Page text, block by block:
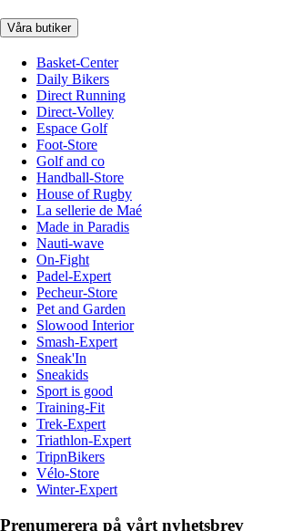
Våra butiker
Basket-Center
Daily Bikers
Direct Running
Direct-Volley
Espace Golf
Foot-Store
Golf and co
Handball-Store
House of Rugby
La sellerie de Maé
Made in Paradis
Nauti-wave
On-Fight
Padel-Expert
Pecheur-Store
Pet and Garden
Slowood Interior
Smash-Expert
Sneak'In
Sneakids
Sport is good
Training-Fit
Trek-Expert
Triathlon-Expert
TripnBikers
Vélo-Store
Winter-Expert
Prenumerera på vårt nyhetsbrev